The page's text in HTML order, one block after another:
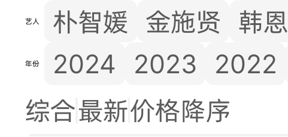
艺人 朴智媛 金施贤 韩
年份 2024 2023 2022
综合最新价格降序